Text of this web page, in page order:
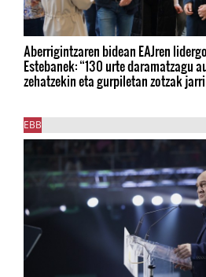
Aberrigintzaren bidean EAJren
Estebanek: “130 urte daramatzagu
zehatzekin eta gurpiletan zotzak
EBB